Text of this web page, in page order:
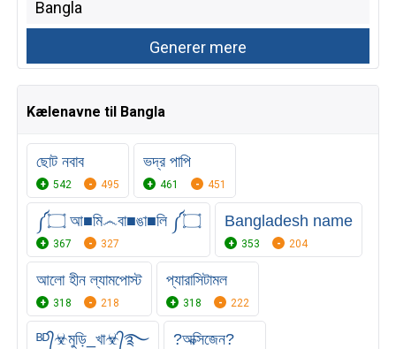
Kælenavne til Bangla
ছোট নবাব
542 495
ভদ্র পাপি
461 451
༼۝ আ■মি෴বা■ঙা■লি ༼۝
367 327
Bangladesh name
353 204
আলো হীন ল্যামপোস্ট
318 218
প্যারাসিটামল
318 222
ᴮᴰ᭄☣মুড়ি_খা☣᭄࿐ ?অক্সিজেন?